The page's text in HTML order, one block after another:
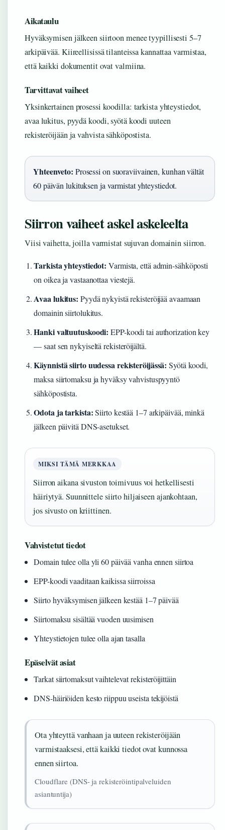
Aikataulu
Hyväksymisen jälkeen siirtoon menee tyypillisesti 5–7
arkipäivää. Kiireellisissä tilanteissa kannattaa varmistaa,
että kaikki dokumentit ovat valmiina.
Tarvittavat vaiheet
Yksinkertainen prosessi koodilla: tarkista yhteystiedot,
avaa lukitus, pyydä koodi, syötä koodi uuteen
rekisteröijään ja vahvista sähköpostista.
Yhteenveto: Prosessi on suoraviivainen, kunhan vältät
60 päivän lukituksen ja varmistat yhteystiedot.
Siirron vaiheet askel askeleelta
Viisi vaihetta, joilla varmistat sujuvan domainin siirron.
Tarkista yhteystiedot: Varmista, että admin-sähköposti
on oikea ja vastaanottaa viestejä.
Avaa lukitus: Pyydä nykyistä rekisteröijää avaamaan
domainin siirtolukitus.
Hanki valtuutuskoodi: EPP-koodi tai authorization key
— saat sen nykyiseltä rekisteröijältä.
Käynnistä siirto uudessa rekisteröijässä: Syötä koodi,
maksa siirtomaksu ja hyväksy vahvistuspyyntö
sähköpostista.
Odota ja tarkista:Siirto kestää 1–7 arkipäivää, minkä
jälkeen päivitä DNS-asetukset.
MIKSI TÄMÄ MERKKAA
Siirron aikana sivuston toimivuus voi hetkellisesti
häiriytyä. Suunnittele siirto hiljaiseen ajankohtaan,
jos sivusto on kriittinen.
Vahvistetut tiedot
Domain tulee olla yli 60 päivää vanha ennen siirtoa
EPP-koodi vaaditaan kaikissa siirroissa
Siirto hyväksymisen jälkeen kestää 1–7 päivää
Siirtomaksu sisältää vuoden uusimisen
Yhteystietojen tulee olla ajan tasalla
Epäselvät asiat
Tarkat siirtomaksut vaihtelevat rekisteröijittäin
DNS-häiriöiden kesto riippuu useista tekijöistä
Ota yhteyttä vanhaan ja uuteen rekisteröijään
varmistaaksesi, että kaikki tiedot ovat kunnossa
ennen siirtoa.
Cloudflare (DNS- ja rekisteröintipalveluiden
asiantuntija)